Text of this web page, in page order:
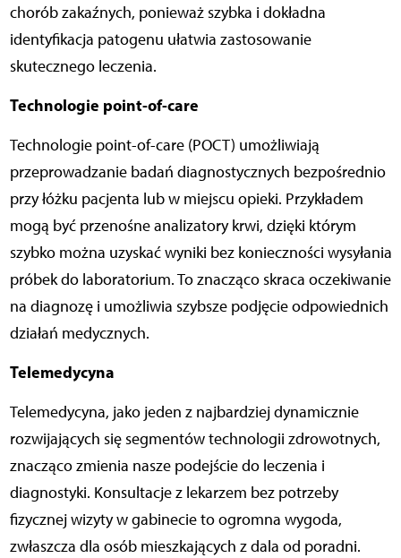
chorób zakaźnych, ponieważ szybka i dokładna
identyfikacja patogenu ułatwia zastosowanie
skutecznego leczenia.
Technologie point-of-care
Technologie point-of-care (POCT) umożliwiają
przeprowadzanie badań diagnostycznych bezpośrednio
przy łóżku pacjenta lub w miejscu opieki. Przykładem
mogą być przenośne analizatory krwi, dzięki którym
szybko można uzyskać wyniki bez konieczności wysyłania
próbek do laboratorium. To znacząco skraca oczekiwanie
na diagnozę i umożliwia szybsze podjęcie odpowiednich
działań medycznych.
Telemedycyna
Telemedycyna, jako jeden z najbardziej dynamicznie
rozwijających się segmentów technologii zdrowotnych,
znacząco zmienia nasze podejście do leczenia i
diagnostyki. Konsultacje z lekarzem bez potrzeby
fizycznej wizyty w gabinecie to ogromna wygoda,
zwłaszcza dla osób mieszkających z dala od poradni.